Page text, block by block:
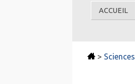
ACCUEIL
> Sciences